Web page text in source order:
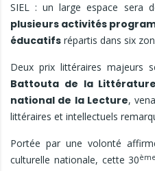
SIEL : un large espace sera
plusieurs activités
éducatifs répartis dans six
Deux prix littéraires majeurs
Battouta de la
national de la Lecture,
littéraires et intellectuels
Portée par une volonté
culturelle nationale, cette 30ème